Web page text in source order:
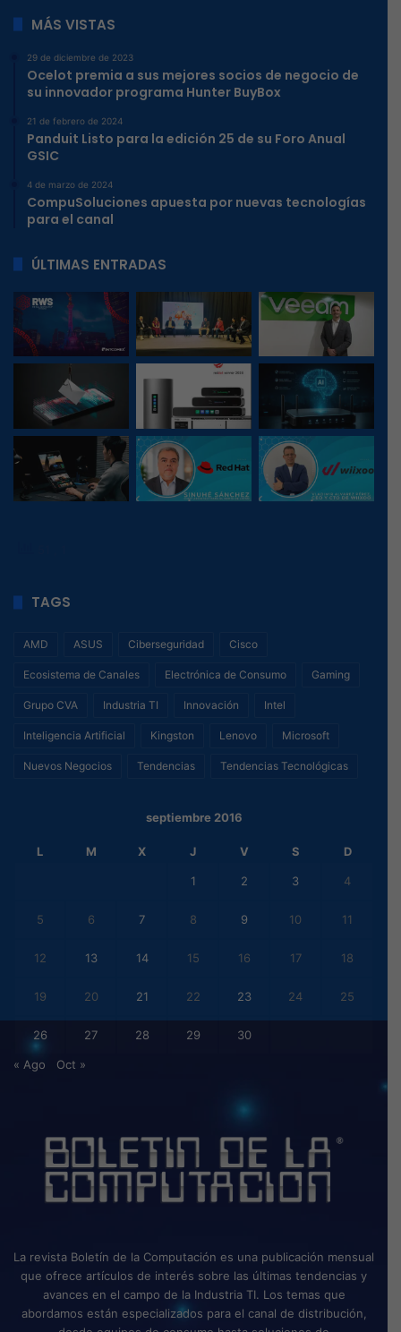
MÁS VISTAS
29 de diciembre de 2023
Ocelot premia a sus mejores socios de negocio de
su innovador programa Hunter BuyBox
21 de febrero de 2024
Panduit Listo para la edición 25 de su Foro Anual
GSIC
4 de marzo de 2024
CompuSoluciones apuesta por nuevas tecnologías
para el canal
ÚLTIMAS ENTRADAS
TAGS
AMD ASUS Ciberseguridad Cisco
Ecosistema de Canales Electrónica de Consumo Gaming
Grupo CVA Industria TI Innovación Intel
Inteligencia Artificial Kingston Lenovo Microsoft
Nuevos Negocios Tendencias Tendencias Tecnológicas
septiembre 2016
L M X J V S D
1 2 3 4
5 6 7 8 9 10 11
12 13 14 15 16 17 18
19 20 21 22 23 24 25
26 27 28 29 30
« Ago Oct »
La revista Boletín de la Computación es una publicación mensual
que ofrece artículos de interés sobre las últimas tendencias y
avances en el campo de la Industria TI. Los temas que
abordamos están especializados para el canal de distribución,